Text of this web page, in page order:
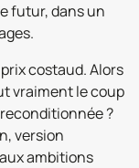
futur, dans un
costaud. Alors
vraiment le coup
?
version
ambitions